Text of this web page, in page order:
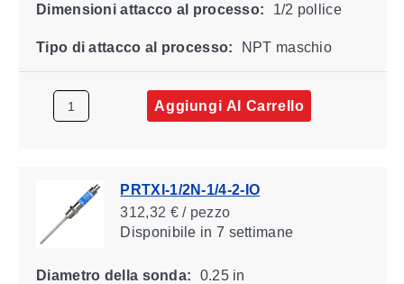
Dimensioni attacco al processo: 1/2 pollice
Tipo di attacco al processo: NPT maschio
Aggiungi Al Carrello
PRTXI-1/2N-1/4-2-IO
312,32 € / pezzo
Disponibile in 7 settimane
Diametro della sonda: 0.25 in